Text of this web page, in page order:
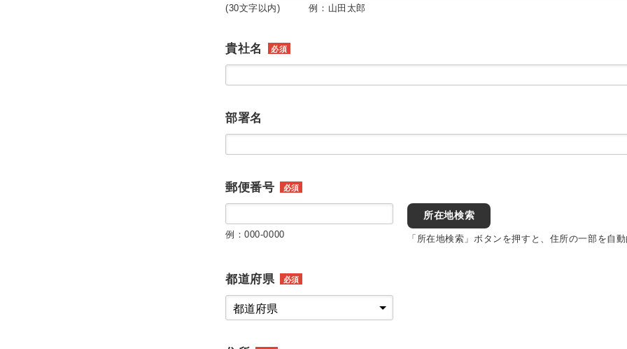
(30文字以内) 例：山田太郎
貴社名 必須
部署名
郵便番号 必須
例：000-0000
所在地検索
「所在地検索」ボタンを押すと、住所の一部を自動
都道府県 必須